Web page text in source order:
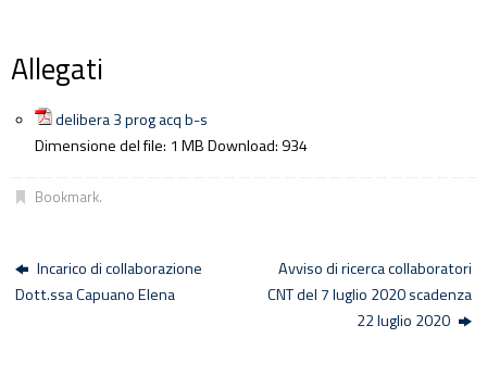
Allegati
delibera 3 prog acq b-s
Dimensione del file: 1 MBDownload: 934
Bookmark.
Incarico di collaborazione
Dott.ssa Capuano Elena
Avviso di ricerca collaboratori
CNT del 7 luglio 2020 scadenza
22 luglio 2020